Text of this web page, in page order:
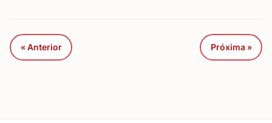
« Anterior Próxima »